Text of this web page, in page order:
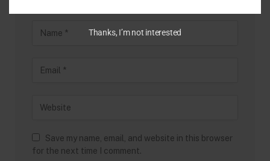
Save my name, email, and website in this browser
for the next time I comment.
Thanks, I’m not interested